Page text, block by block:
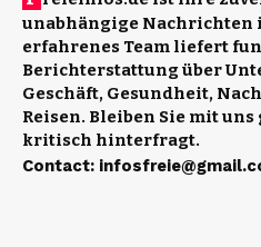
unabhängige Nachrichten
erfahrenes Team liefert
Berichterstattung über
Geschäft, Gesundheit,
Reisen. Bleiben Sie mit
kritisch hinterfragt.
Contact: